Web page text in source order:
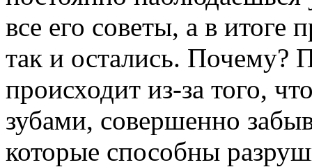
все его советы, а в
так и остались. Почему?
происходит из-за того,
зубами, совершенно
которые способны